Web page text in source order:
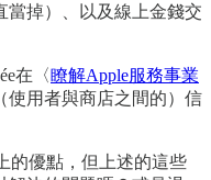
當掉）、以及線上金錢交
在〈瞭解Apple服務事業
使用者與商店之間的）信
的優點，但上述的這些